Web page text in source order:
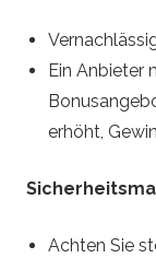
Ein Anbieter
erhöht,
Achten Sie